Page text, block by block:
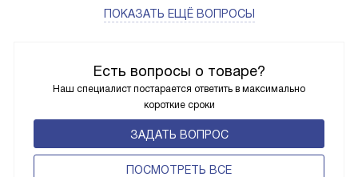
Есть вопросы о товаре?
Наш специалист постарается ответить в максимально
короткие сроки
ЗАДАТЬ ВОПРОС
ПОCМОТРЕТЬ ВСЕ
ПОКАЗАТЬ ЕЩЁ ВОПРОСЫ